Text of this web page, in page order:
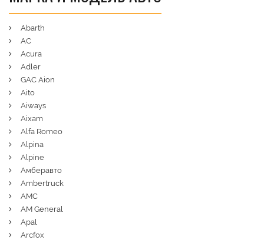
Abarth
AC
Acura
Adler
GAC Aion
Aito
Aiways
Aixam
Alfa Romeo
Alpina
Alpine
Амберавто
Ambertruck
AMC
AM General
Apal
Arcfox